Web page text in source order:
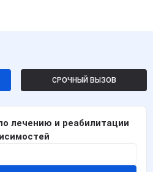
СРОЧНЫЙ ВЫЗОВ
лечению и реабилитации